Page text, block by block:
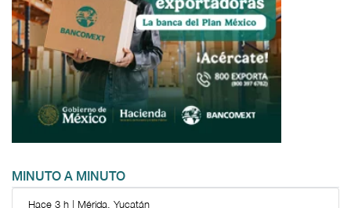
MINUTO A MINUTO
Hace 3 h | Mérida, Yucatán